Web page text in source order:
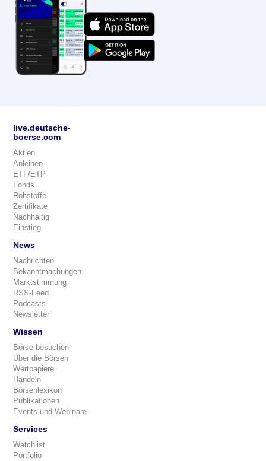
live.deutsche-
boerse.com
Aktien
Anleihen
ETF/ETP
Fonds
Rohstoffe
Zertifikate
Nachhaltig
Einstieg
News
Nachrichten
Bekanntmachungen
Marktstimmung
RSS-Feed
Podcasts
Newsletter
Wissen
Börse besuchen
Über die Börsen
Wertpapiere
Handeln
Börsenlexikon
Publikationen
Events und Webinare
Services
Watchlist
Portfolio